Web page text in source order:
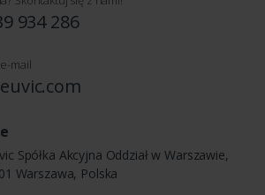
934 286
mail
Spółka Akcyjna Oddział w Warszawie,
Warszawa, Polska